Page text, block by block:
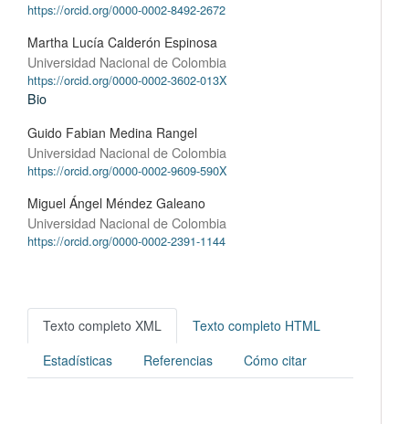
https://orcid.org/0000-0002-8492-2672
Martha Lucía Calderón Espinosa
Universidad Nacional de Colombia
https://orcid.org/0000-0002-3602-013X
Bio
Guido Fabian Medina Rangel
Universidad Nacional de Colombia
https://orcid.org/0000-0002-9609-590X
Miguel Ángel Méndez Galeano
Universidad Nacional de Colombia
https://orcid.org/0000-0002-2391-1144
Texto completo XML
Texto completo HTML
Estadísticas
Referencias Cómo citar